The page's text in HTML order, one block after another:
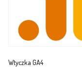
Wtyczka GA4